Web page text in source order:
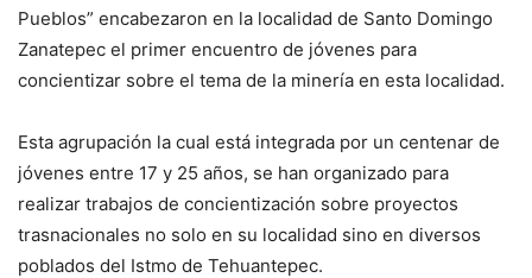
Pueblos” encabezaron en la localidad de Santo Domingo
Zanatepec el primer encuentro de jóvenes para
concientizar sobre el tema de la minería en esta localidad.
Esta agrupación la cual está integrada por un centenar de
jóvenes entre 17 y 25 años, se han organizado para
realizar trabajos de concientización sobre proyectos
trasnacionales no solo en su localidad sino en diversos
poblados del Istmo de Tehuantepec.